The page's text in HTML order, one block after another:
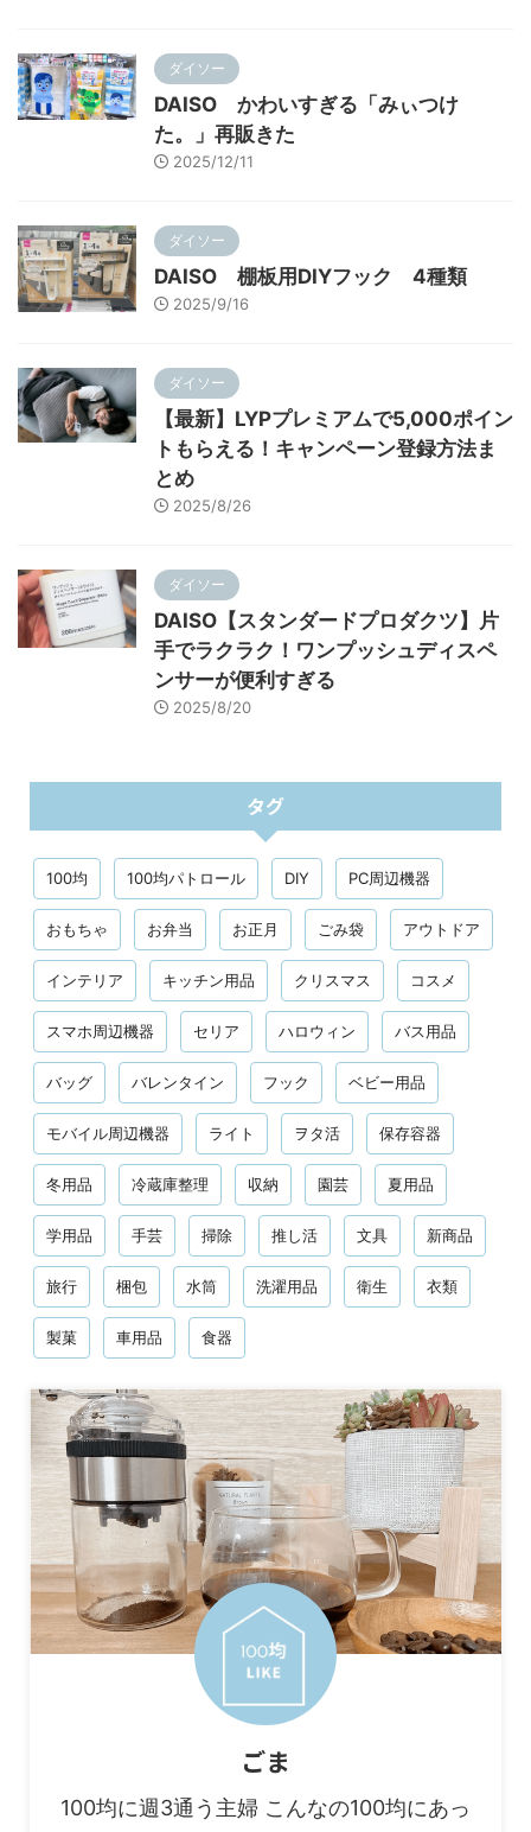
ダイソー
DAISO かわいすぎる「みぃつけ
た。」再販きた
2025/12/11
ダイソー
DAISO 棚板用DIYフック 4種類
2025/9/16
ダイソー
【最新】LYPプレミアムで5,000ポイン
トもらえる！キャンペーン登録方法ま
とめ
2025/8/26
ダイソー
DAISO【スタンダードプロダクツ】片
手でラクラク！ワンプッシュディスペ
ンサーが便利すぎる
2025/8/20
タグ
100均 100均パトロール DIY PC周辺機器
おもちゃ お弁当 お正月 ごみ袋 アウトドア
インテリア キッチン用品 クリスマス コスメ
スマホ周辺機器 セリア ハロウィン バス用品
バッグ バレンタイン フック ベビー用品
モバイル周辺機器 ライト ヲタ活 保存容器
冬用品 冷蔵庫整理 収納 園芸 夏用品
学用品 手芸 掃除 推し活 文具 新商品
旅行 梱包 水筒 洗濯用品 衛生 衣類
製菓 車用品 食器
ごま
100均に週3通う主婦 こんなの100均にあっ